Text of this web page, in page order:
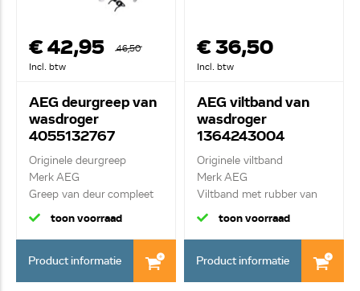
€ 42,95
46,50
Incl. btw
AEG deurgreep van
wasdroger
4055132767
Originele deurgreep
Merk AEG
Greep van deur compleet
toon voorraad
Product informatie
€ 36,50
Incl. btw
AEG viltband van
wasdroger
1364243004
Originele viltband
Merk AEG
Viltband met rubber van
achter...
toon voorraad
Product informatie